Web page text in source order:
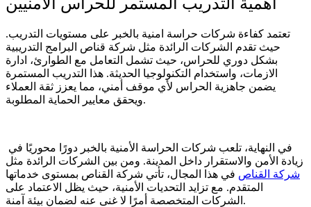
تعتمد كفاءة شركات حراسة امنية بالخبر على مستويات التدريب.
حيث تقدم الشركات الرائدة مثل شركة قناص البرامج التدريبية
بشكل دوري للحراس، حيث تشمل التعامل مع الطوارئ، ادارة
الازمات، واستخدام التكنولوجيا الحديثة. هذا التدريب المستمرة
يضمن جاهزية الحراس لأي موقف أمني، مما يعزز ثقة العملاء
ويحقق معايير الحماية المطلوبة.
زيادة الأمن والاستقرار داخل المدينة. ومن بين الشركات الرائدة مثل
شركة القناص في هذا المجال، تأتي شركة القناص بمستوى خدماتها
المتقدم. مع تزايد التحديات الأمنية، حيث يظل الاعتماد على
الشركات المتخصصة أمرًا لا غنى عنه لضمان بيئة آمنة.